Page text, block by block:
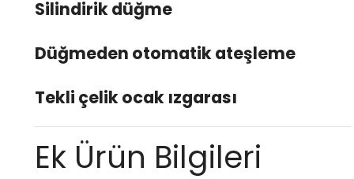
Silindirik düğme
Düğmeden otomatik ateşleme
Tekli çelik ocak ızgarası
Ek Ürün Bilgileri